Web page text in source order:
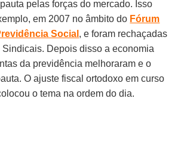
pelas forças do mercado. Isso
em 2007 no âmbito do Fórum
Social , e foram rechaçadas
Depois disso a economia
da previdência melhoraram e o
O ajuste fiscal ortodoxo em curso
o tema na ordem do dia.